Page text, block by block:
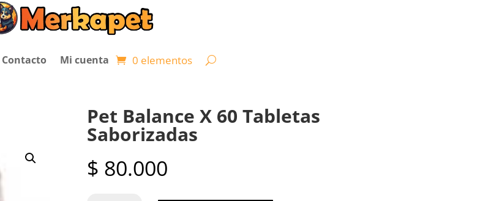
Contacto Mi cuenta 0 elementos
Pet Balance X 60 Tabletas
Saborizadas
$ 80.000